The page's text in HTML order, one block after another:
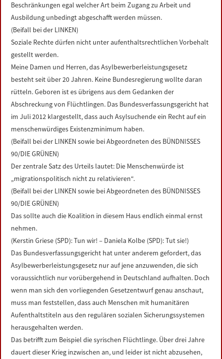
Beschränkungen egal welcher Art beim Zugang zu Arbeit und
Ausbildung unbedingt abgeschafft werden müssen.
(Beifall bei der LINKEN)
Soziale Rechte dürfen nicht unter aufenthaltsrechtlichen Vorbehalt
gestellt werden.
Meine Damen und Herren, das Asylbewerberleistungsgesetz
besteht seit über 20 Jahren. Keine Bundesregierung wollte daran
rütteln. Geboren ist es übrigens aus dem Gedanken der
Abschreckung von Flüchtlingen. Das Bundesverfassungsgericht hat
im Juli 2012 klargestellt, dass auch Asylsuchende ein Recht auf ein
menschenwürdiges Existenzminimum haben.
(Beifall bei der LINKEN sowie bei Abgeordneten des BÜNDNISSES
90/DIE GRÜNEN)
Der zentrale Satz des Urteils lautet: Die Menschenwürde ist
„migrationspolitisch nicht zu relativieren“.
(Beifall bei der LINKEN sowie bei Abgeordneten des BÜNDNISSES
90/DIE GRÜNEN)
Das sollte auch die Koalition in diesem Haus endlich einmal ernst
nehmen.
(Kerstin Griese (SPD): Tun wir! – Daniela Kolbe (SPD): Tut sie!)
Das Bundesverfassungsgericht hat unter anderem gefordert, das
Asylbewerberleistungsgesetz nur auf jene anzuwenden, die sich
voraussichtlich nur vorübergehend in Deutschland aufhalten. Doch
wenn man sich den vorliegenden Gesetzentwurf genau anschaut,
muss man feststellen, dass auch Menschen mit humanitären
Aufenthaltstiteln aus den regulären sozialen Sicherungssystemen
herausgehalten werden.
Das betrifft zum Beispiel die syrischen Flüchtlinge. Über drei Jahre
dauert dieser Krieg inzwischen an, und leider ist nicht abzusehen,